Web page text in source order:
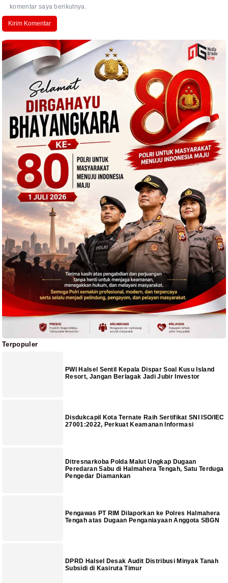
komentar saya berikutnya.
Terpopuler
PWI Halsel Sentil Kepala Dispar Soal Kusu Island
Resort, Jangan Berlagak Jadi Jubir Investor
Disdukcapil Kota Ternate Raih Sertifikat SNI ISO/IEC
27001:2022, Perkuat Keamanan Informasi
Ditresnarkoba Polda Malut Ungkap Dugaan
Peredaran Sabu di Halmahera Tengah, Satu Terduga
Pengedar Diamankan
Pengawas PT RIM Dilaporkan ke Polres Halmahera
Tengah atas Dugaan Penganiayaan Anggota SBGN
DPRD Halsel Desak Audit Distribusi Minyak Tanah
Subsidi di Kasiruta Timur